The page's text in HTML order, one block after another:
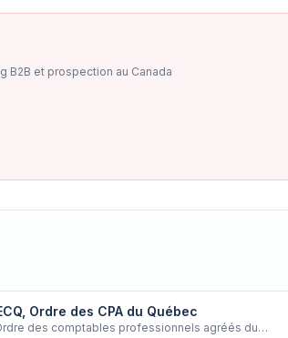
B2B et prospection au Canada
Ordre des CPA du Québec
des comptables professionnels agréés du